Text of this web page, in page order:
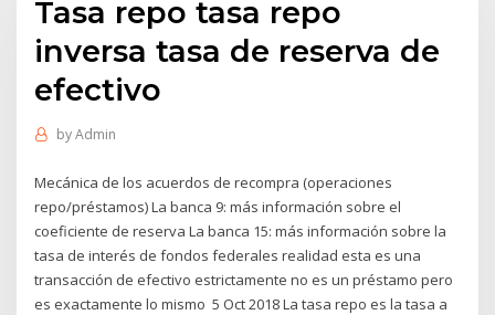
Tasa repo tasa repo
inversa tasa de reserva de
efectivo
byAdmin
Mecánica de los acuerdos de recompra (operaciones
repo/préstamos) La banca 9: más información sobre el
coeficiente de reserva La banca 15: más información sobre la
tasa de interés de fondos federales realidad esta es una
transacción de efectivo estrictamente no es un préstamo pero
es exactamente lo mismo 5 Oct 2018 La tasa repo es la tasa a